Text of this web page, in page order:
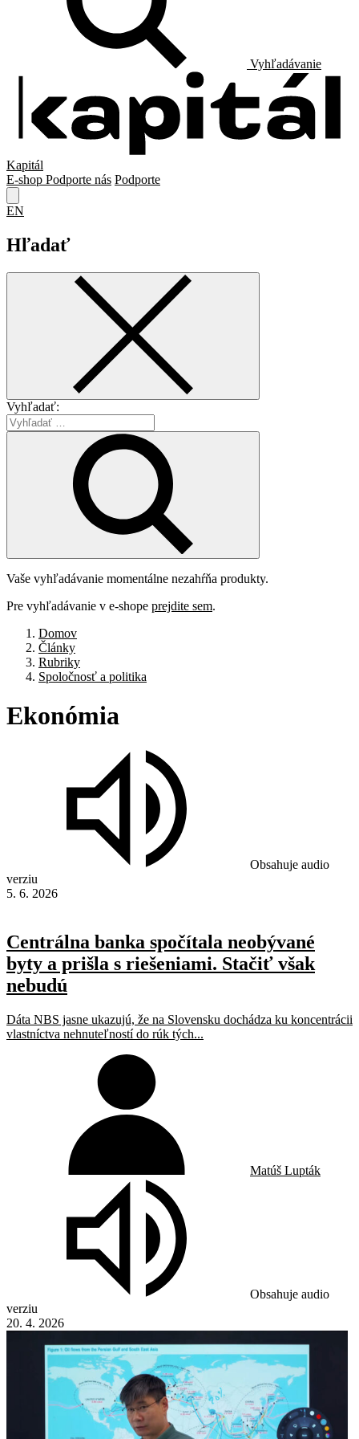
Vyhľadávanie
Kapitál
E-shop Podporte nás Podporte
EN
Hľadať
Vyhľadať:
Vaše vyhľadávanie momentálne nezahŕňa produkty.
Pre vyhľadávanie v e-shope prejdite sem.
Domov
Články
Rubriky
Spoločnosť a politika
Ekonómia
Obsahuje audio
verziu
5. 6. 2026
Centrálna banka spočítala neobývané
byty a prišla s riešeniami. Stačiť však
nebudú
Dáta NBS jasne ukazujú, že na Slovensku dochádza ku koncentrácii
vlastníctva nehnuteľností do rúk tých...
Matúš Lupták
Obsahuje audio
verziu
20. 4. 2026